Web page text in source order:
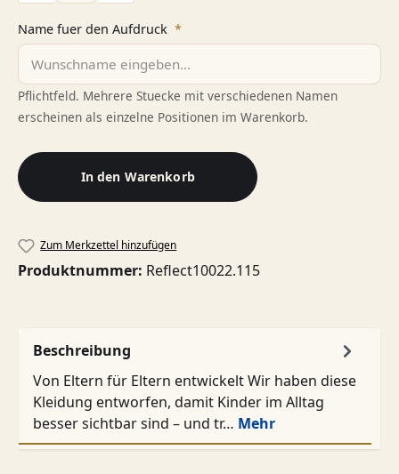
Name fuer den Aufdruck *
Pflichtfeld. Mehrere Stuecke mit verschiedenen Namen
erscheinen als einzelne Positionen im Warenkorb.
In den Warenkorb
Zum Merkzettel hinzufügen
Produktnummer: Reflect10022.115
Beschreibung
Von Eltern für Eltern entwickelt Wir haben diese
Kleidung entworfen, damit Kinder im Alltag
besser sichtbar sind – und tr… Mehr